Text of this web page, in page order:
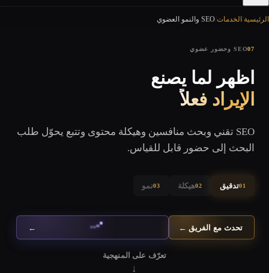
الرئيسية الخدمات SEO والنمو العضوي
07SEO وحضور عضوي
اظهر لما يصنع
الإيراد فعلاً
SEO تقني وبحث منافسين وهيكلة محتوى وتتبع يحوّل طلب
البحث إلى حضور قابل للقياس.
01تدقيق 02هيكلة 03نمو
تحدث مع الفريق ←
←
تعرّف على المنهجية
↓